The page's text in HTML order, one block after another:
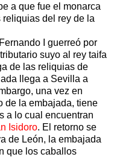
a que fue el monarca
reliquias del rey de la
I guerreó por
suyo al rey taifa
de las reliquias de
llega a Sevilla a
una vez en
de la embajada, tiene
a lo cual encuentran
Isidoro. El retorno se
de León, la embajada
que los caballos